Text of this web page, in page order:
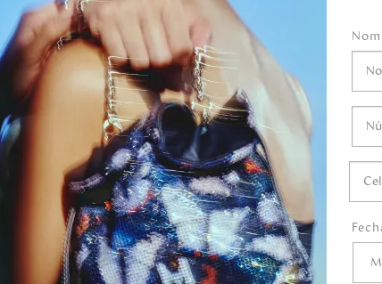
suave, ligeramente humedecido o una
escobillar suavemente la superficie
el calzado. • Para lavar herrajes o
un paño suave ligeramente humedecido
o disolventes.
tintas, aceites y cosméticos que
al zapato.
químicos, abrasivos, detergentes,